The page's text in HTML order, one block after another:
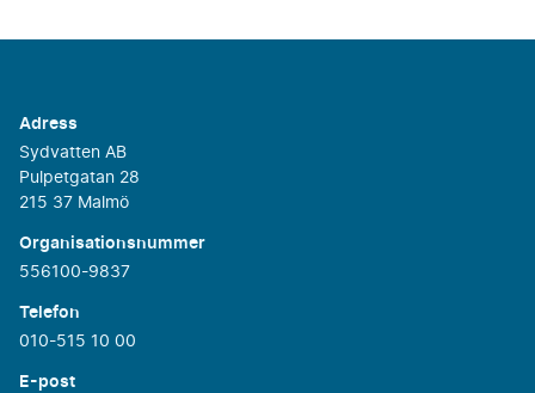
Adress
Sydvatten AB
Pulpetgatan 28
215 37 Malmö
Organisationsnummer
556100-9837
Telefon
010-515 10 00
E-post